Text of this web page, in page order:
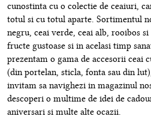
cunostinta cu o colectie de ceaiuri,
totul si cu totul aparte. Sortimentul
negru, ceai verde, ceai alb, rooibos
fructe gustoase si in acelasi timp
prezentam o gama de accesorii ceai
(din portelan, sticla, fonta sau din
invitam sa navighezi in magazinul
descoperi o multime de idei de
aniversari si multe alte ocazii.